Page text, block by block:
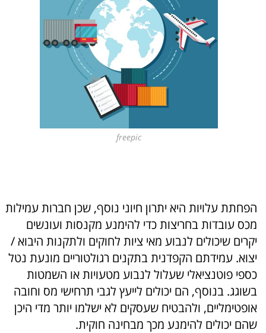
freepic
הפחתת עלויות היא יתרון חיוני נוסף, שכן חברות עמילות
מכס עובדות בחריצות כדי להימנע מקנסות ועונשים
יקרים שיכולים לנבוע מאי ציות לחוקים ולתקנות היבוא /
יצוא. עמידתם הקפדנית בתקנים רגולטוריים מונעת נטל
כספי פוטנציאלי שעלול לנבוע מטעויות או השמטות
בשוגג. בנוסף, הם יכולים לייעץ לגבי תרחישי מס וחובה
אופטימליים, ולהבטיח שעסקים לא ישלמו יותר מדי היכן
שהם יכולים להימנע מכך מבחינה חוקית.